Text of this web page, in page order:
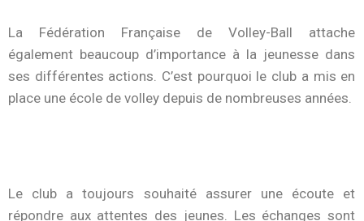
La Fédération Française de Volley-Ball attache
également beaucoup d’importance à la jeunesse dans
ses différentes actions. C’est pourquoi le club a mis en
place une école de volley depuis de nombreuses années.
Le club a toujours souhaité assurer une écoute et
répondre aux attentes des jeunes. Les échanges sont